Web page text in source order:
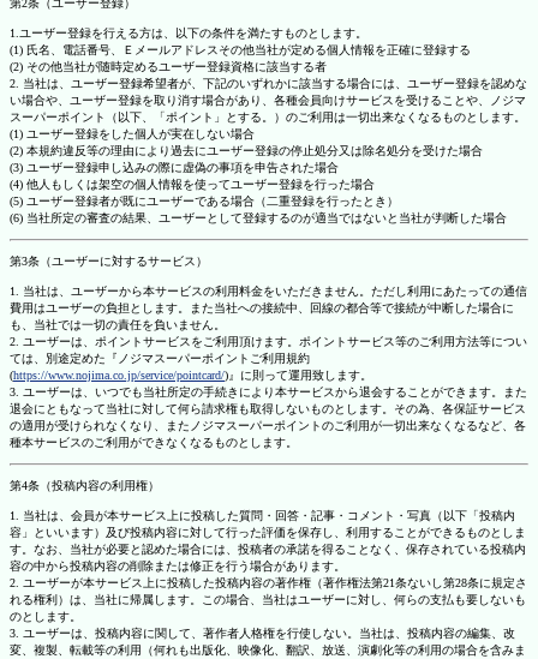
第2条（ユーザー登録）
1.ユーザー登録を行える方は、以下の条件を満たすものとします。
(1) 氏名、電話番号、Ｅメールアドレスその他当社が定める個人情報を正確に登録する
(2) その他当社が随時定めるユーザー登録資格に該当する者
2. 当社は、ユーザー登録希望者が、下記のいずれかに該当する場合には、ユーザー登録を認めな
い場合や、ユーザー登録を取り消す場合があり、各種会員向けサービスを受けることや、ノジマ
スーパーポイント（以下、「ポイント」とする。）のご利用は一切出来なくなるものとします。
(1) ユーザー登録をした個人が実在しない場合
(2) 本規約違反等の理由により過去にユーザー登録の停止処分又は除名処分を受けた場合
(3) ユーザー登録申し込みの際に虚偽の事項を申告された場合
(4) 他人もしくは架空の個人情報を使ってユーザー登録を行った場合
(5) ユーザー登録者が既にユーザーである場合（二重登録を行ったとき）
(6) 当社所定の審査の結果、ユーザーとして登録するのが適当ではないと当社が判断した場合
第3条（ユーザーに対するサービス）
1. 当社は、ユーザーから本サービスの利用料金をいただきません。ただし利用にあたっての通信
費用はユーザーの負担とします。また当社への接続中、回線の都合等で接続が中断した場合に
も、当社では一切の責任を負いません。
2. ユーザーは、ポイントサービスをご利用頂けます。ポイントサービス等のご利用方法等につい
ては、別途定めた『ノジマスーパーポイントご利用規約
(https://www.nojima.co.jp/service/pointcard/)』に則って運用致します。
3. ユーザーは、いつでも当社所定の手続きにより本サービスから退会することができます。また
退会にともなって当社に対して何ら請求権も取得しないものとします。その為、各保証サービス
の適用が受けられなくなり、またノジマスーパーポイントのご利用が一切出来なくなるなど、各
種本サービスのご利用ができなくなるものとします。
第4条（投稿内容の利用権）
1. 当社は、会員が本サービス上に投稿した質問・回答・記事・コメント・写真（以下「投稿内
容」といいます）及び投稿内容に対して行った評価を保存し、利用することができるものとしま
す。なお、当社が必要と認めた場合には、投稿者の承諾を得ることなく、保存されている投稿内
容の中から投稿内容の削除または修正を行う場合があります。
2. ユーザーが本サービス上に投稿した投稿内容の著作権（著作権法第21条ないし第28条に規定さ
れる権利）は、当社に帰属します。この場合、当社はユーザーに対し、何らの支払も要しないも
のとします。
3. ユーザーは、投稿内容に関して、著作者人格権を行使しない。当社は、投稿内容の編集、改
変、複製、転載等の利用（何れも出版化、映像化、翻訳、放送、演劇化等の利用の場合を含みま